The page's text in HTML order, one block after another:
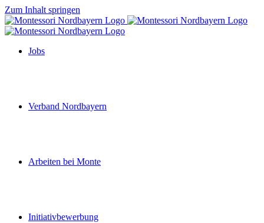
Zum Inhalt springen
Jobs
Verband Nordbayern
Arbeiten bei Monte
Initiativbewerbung